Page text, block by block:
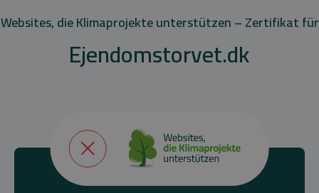
Websites, die Klimaprojekte unterstützen – Zertifikat für
Ejendomstorvet.dk